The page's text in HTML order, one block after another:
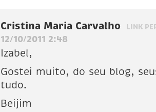
Cristina Maria Carvalho LINK
12/10/2011 2:48
Izabel,
Gostei muito, do seu blog,
tudo.
Beijim